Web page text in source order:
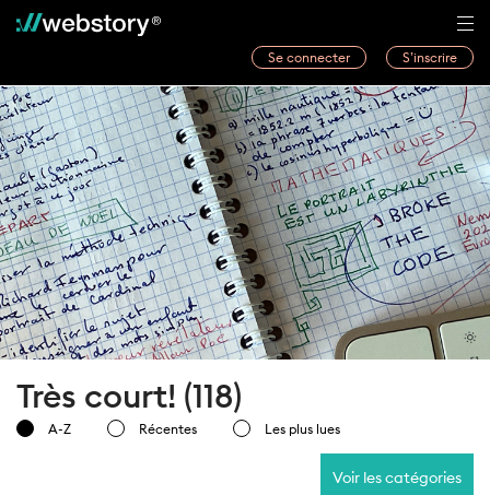
Se connecter S’inscrire
Histoires
Webwriters
Concours
Actualités
À propos
Très court! (118)
A-Z Récentes Les plus lues
Voir les catégories